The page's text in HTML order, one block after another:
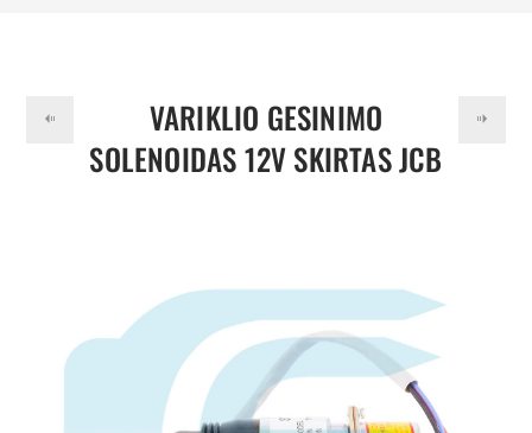
VARIKLIO GESINIMO
SOLENOIDAS 12V SKIRTAS JCB